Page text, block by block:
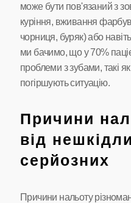
може бути пов'язаний з
куріння, вживання
чорниця, буряк) або
ми бачимо, що у 70%
проблеми з зубами, такі як
погіршують ситуацію.
Причини
від
серйозних
Причини нальоту